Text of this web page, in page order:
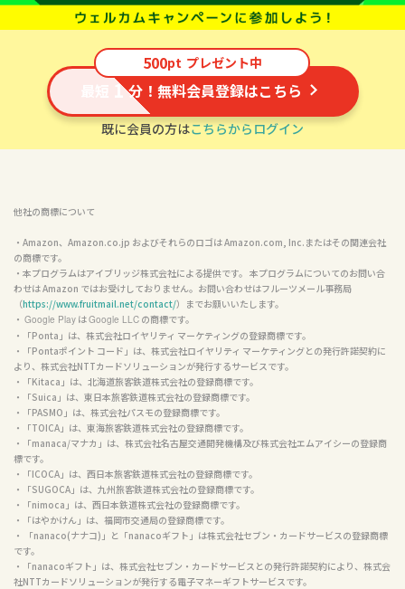
500pt プレゼント中
1分！無料会員登録はこちら
既に会員の方はこちらからログイン
他社の商標について
・Amazon、Amazon.co.jp およびそれらのロゴは Amazon.com, Inc.またはその関連会社
の商標です。
・本プログラムはアイブリッジ株式会社による提供です。 本プログラムについてのお問い合
わせは Amazon ではお受けしておりません。お問い合わせはフルーツメール事務局
（https://www.fruitmail.net/contact/）までお願いいたします。
・ Google Play は Google LLC の商標です。
・「Ponta」は、株式会社ロイヤリティ マーケティングの登録商標です。
・「Pontaポイント コード」は、株式会社ロイヤリティ マーケティングとの発行許諾契約に
より、株式会社NTTカードソリューションが発行するサービスです。
・「Kitaca」は、北海道旅客鉄道株式会社の登録商標です。
・「Suica」は、東日本旅客鉄道株式会社の登録商標です。
・「PASMO」は、株式会社パスモの登録商標です。
・「TOICA」は、東海旅客鉄道株式会社の登録商標です。
・「manaca/マナカ」は、株式会社名古屋交通開発機構及び株式会社エムアイシーの登録商
標です。
・「ICOCA」は、西日本旅客鉄道株式会社の登録商標です。
・「SUGOCA」は、九州旅客鉄道株式会社の登録商標です。
・「nimoca」は、西日本鉄道株式会社の登録商標です。
・「はやかけん」は、福岡市交通局の登録商標です。
・ 「nanaco(ナナコ)」と「nanacoギフト」は株式会社セブン・カードサービスの登録商標
です。
・「nanacoギフト」は、株式会社セブン・カードサービスとの発行許諾契約により、株式会
社NTTカードソリューションが発行する電子マネーギフトサービスです。